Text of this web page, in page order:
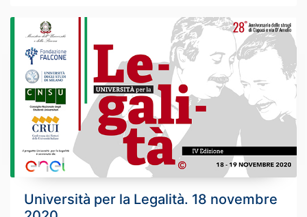
Università per la Legalità. 18 novembre